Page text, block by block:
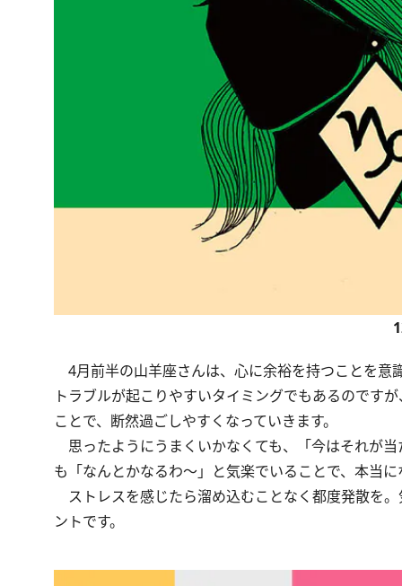
4月前半の山羊座さんは、心に余裕を持つことを意
トラブルが起こりやすいタイミングでもあるのです
ことで、断然過ごしやすくなっていきます。
思ったようにうまくいかなくても、「今はそれが
も「なんとかなるわ〜」と気楽でいることで、本当
ストレスを感じたら溜め込むことなく都度発散を
ントです。